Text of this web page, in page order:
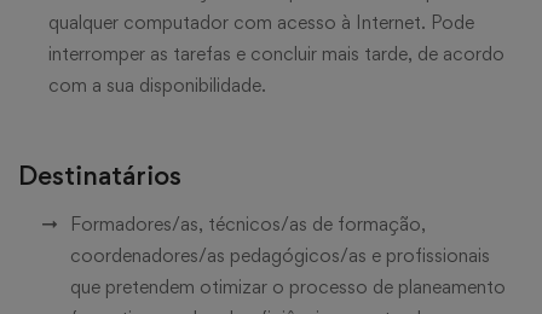
qualquer computador com acesso à Internet. Pode
interromper as tarefas e concluir mais tarde, de acordo
com a sua disponibilidade.
Destinatários
Formadores/as, técnicos/as de formação,
coordenadores/as pedagógicos/as e profissionais
que pretendem otimizar o processo de planeamento